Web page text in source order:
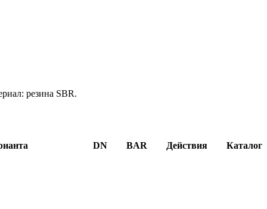
резина SBR.
DN BAR Действия Каталог